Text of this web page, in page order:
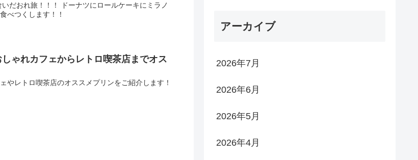
だおれ旅！！！ ドーナツにロールケーキにミラノ
べつくします！！
ゃれカフェからレトロ喫茶店までオス
やレトロ喫茶店のオススメプリンをご紹介します！
アーカイブ
2026年7月
2026年6月
2026年5月
2026年4月